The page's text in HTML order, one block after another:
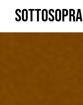
Skip
content
SOTTOSOPRA